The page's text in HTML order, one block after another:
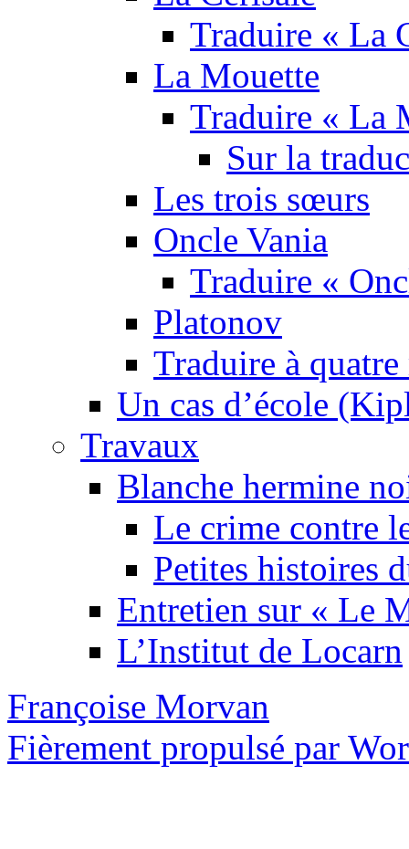
Traduire « La
La Mouette
Traduire « La
Sur la
Les trois sœurs
Oncle Vania
Traduire «
Platonov
Traduire à quatre
Un cas d’école
Travaux
Blanche hermine
Le crime contre
Petites histoires
Entretien sur « Le
L’Institut de Locarn
Françoise Morvan
Fièrement propulsé par